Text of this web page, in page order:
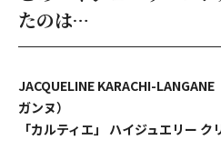
たのは…
JACQUELINE KARACHI-
ガンヌ）
「カルティエ」 ハイジュエリー